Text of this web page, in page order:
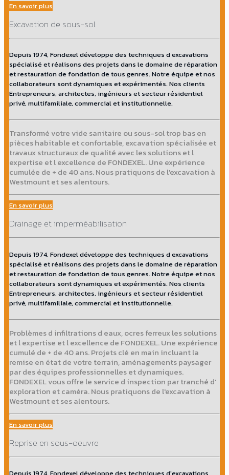
En savoir plus
Excavation de sous-sol
Depuis 1974, Fondexel développe des techniques d excavations
spécialisé et réalisons des projets dans le domaine de réparation
et restauration de fondation de tous genres. Notre équipe et nos
collaborateurs sont dynamiques et expérimentés. Nos clients
Entrepreneurs, architectes, ingénieurs et secteur résidentiel
privé, multifamiliale, commercial et institutionnelle.
Transformé votre vide sanitaire ou sous-sol trop bas en
pièces habitable et confortable, excavation spécialisée et
travaux structuraux de qualité avec les solutions et l
expertise et l excellence de FONDEXEL. Une expérience
cumulée de + de 40 ans. Nous pratiquons de l'excavation à
Westmount et ses alentours.
En savoir plus
Drainage et imperméabilisation
Depuis 1974, Fondexel développe des techniques d excavations
spécialisé et réalisons des projets dans le domaine de réparation
et restauration de fondation de tous genres. Notre équipe et nos
collaborateurs sont dynamiques et expérimentés. Nos clients
Entrepreneurs, architectes, ingénieurs et secteur résidentiel
privé, multifamiliale, commercial et institutionnelle.
Problèmes d infiltrations d eaux, ocres ferreux les solutions
et l expertise et l excellence de FONDEXEL. Une expérience
cumulé de + de 40 ans. Projets clé en main incluant la
remise en état de votre terrain, aménagements paysager
par des équipes professionnelles et dynamiques.
FONDEXEL vous offre le service d inspection par tranché d'
exploration et caméra. Nous pratiquons de l'excavation à
Westmount et ses alentours.
En savoir plus
Reprise en sous-oeuvre